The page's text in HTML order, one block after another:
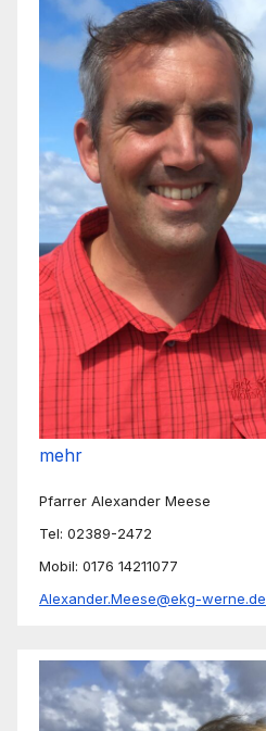
mehr
Pfarrer Alexander Meese
Tel: 02389-2472
Mobil: 0176 14211077
Alexander.Meese@ekg-werne.de